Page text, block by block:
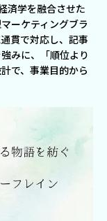
済学を融合させた
ーケティングブラ
貫で対応し、記事
みに、「順位より
で、事業目的から